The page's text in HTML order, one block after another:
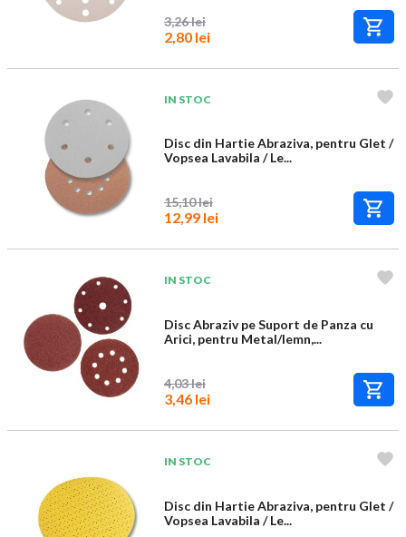
3,26 lei
2,80 lei
IN STOC
Disc din Hartie Abraziva, pentru Glet /
Vopsea Lavabila / Le...
15,10 lei
12,99 lei
IN STOC
Disc Abraziv pe Suport de Panza cu
Arici, pentru Metal/lemn,...
4,03 lei
3,46 lei
IN STOC
Disc din Hartie Abraziva, pentru Glet /
Vopsea Lavabila / Le...